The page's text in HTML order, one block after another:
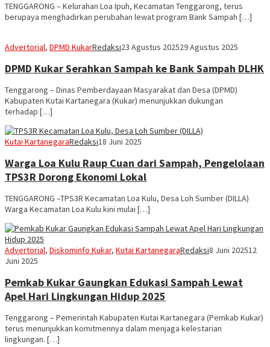
TENGGARONG – Kelurahan Loa Ipuh, Kecamatan Tenggarong, terus
berupaya menghadirkan perubahan lewat program Bank Sampah […]
Advertorial, DPMD KukarRedaksi23 Agustus 202529 Agustus 2025
DPMD Kukar Serahkan Sampah ke Bank Sampah DLHK
Tenggarong – Dinas Pemberdayaan Masyarakat dan Desa (DPMD)
Kabupaten Kutai Kartanegara (Kukar) menunjukkan dukungan
terhadap […]
Kutai KartanegaraRedaksi18 Juni 2025
Warga Loa Kulu Raup Cuan dari Sampah, Pengelolaan
TPS3R Dorong Ekonomi Lokal
TENGGARONG –TPS3R Kecamatan Loa Kulu, Desa Loh Sumber (DILLA)
Warga Kecamatan Loa Kulu kini mulai […]
Advertorial, Diskominfo Kukar, Kutai KartanegaraRedaksi8 Juni 202512
Juni 2025
Pemkab Kukar Gaungkan Edukasi Sampah Lewat
Apel Hari Lingkungan Hidup 2025
Tenggarong – Pemerintah Kabupaten Kutai Kartanegara (Pemkab Kukar)
terus menunjukkan komitmennya dalam menjaga kelestarian
lingkungan. […]